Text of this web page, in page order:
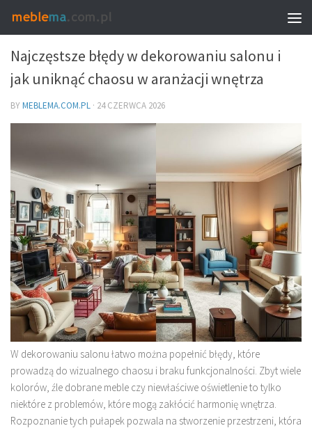
DEKORACJE I DODATKI – DOBÓR DO WNĘTRZA
Najczęstsze błędy w dekorowaniu salonu i
jak uniknąć chaosu w aranżacji wnętrza
BYMEBLEMA.COM.PL · 24 CZERWCA 2026
W dekorowaniu salonu łatwo można popełnić błędy, które
prowadzą do wizualnego chaosu i braku funkcjonalności. Zbyt wiele
kolorów, źle dobrane meble czy niewłaściwe oświetlenie to tylko
niektóre z problemów, które mogą zakłócić harmonię wnętrza.
Rozpoznanie tych pułapek pozwala na stworzenie przestrzeni, która